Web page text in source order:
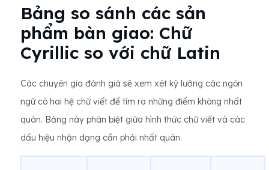
Bảng so sánh các sản
phẩm bàn giao: Chữ
Cyrillic so với chữ Latin
Các chuyên gia đánh giá sẽ xem xét kỹ lưỡng các ngôn
ngữ có hai hệ chữ viết để tìm ra những điểm không nhất
quán. Bảng này phân biệt giữa hình thức chữ viết và các
dấu hiệu nhận dạng cần phải nhất quán.